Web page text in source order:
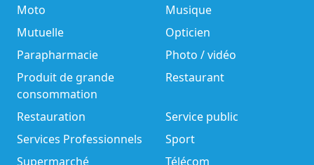
Moto
Musique
Mutuelle
Opticien
Parapharmacie
Photo / vidéo
Produit de grande
consommation
Restaurant
Restauration
Service public
Services Professionnels
Sport
Supermarché
Télécom